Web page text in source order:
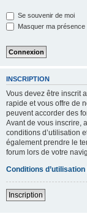
Se souvenir de moi
Masquer ma
INSCRIPTION
Vous devez être inscrit
rapide et vous offre de
peuvent accorder des
Avant de vous inscrire,
conditions d’utilisation
également prendre le
forum lors de votre
Conditions d’utilisation
Inscription